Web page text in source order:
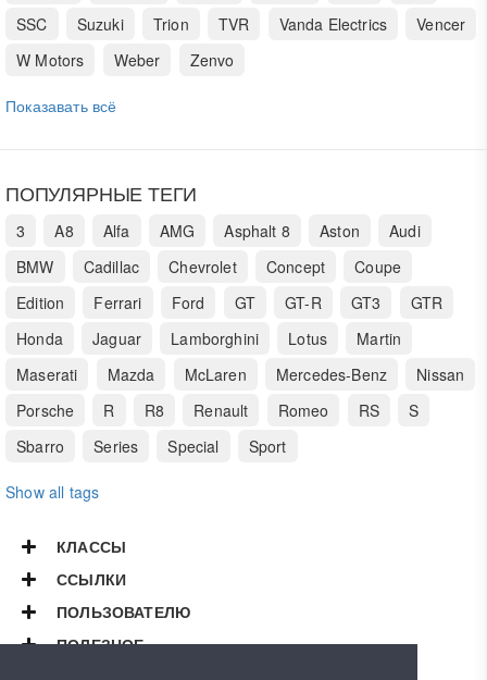
SSC
Suzuki Trion TVR Vanda Electrics
Vencer
W Motors
Weber Zenvo
Показавать всё
ПОПУЛЯРНЫЕ ТЕГИ
3 A8 Alfa AMG Asphalt 8 Aston
Audi
BMW
Cadillac Chevrolet Concept
Coupe
Edition
Ferrari Ford GT GT-R GT3
GTR
Honda
Jaguar Lamborghini Lotus
Martin
Maserati
Mazda McLaren Mercedes-Benz
Nissan
Porsche
R R8 Renault Romeo RS
S
Sbarro
Series Special Sport
Show all tags
КЛАССЫ
ССЫЛКИ
ПОЛЬЗОВАТЕЛЮ
ПОЛЕЗНОЕ